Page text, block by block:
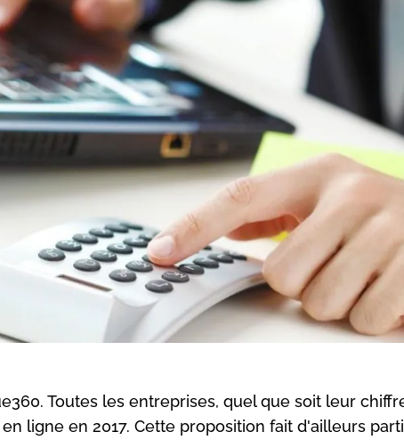
Toutes les entreprises, quel que soit leur
ligne en 2017. Cette proposition fait d'ailleurs